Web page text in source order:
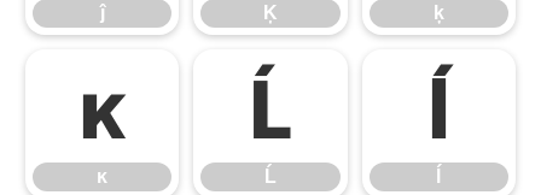
ĵ Ķ ķ
ĸ
ĸ
Ĺ
Ĺ
ĺ